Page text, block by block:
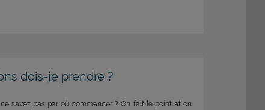
dois-je prendre ?
savez pas par où commencer ? On fait le point et on